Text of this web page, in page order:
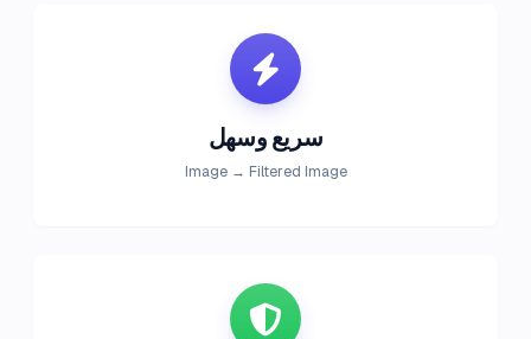
سريع وسهل
Image → Filtered Image